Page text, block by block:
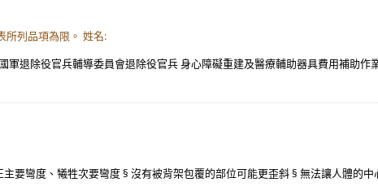
所列品項為限。 姓名:
退除役官兵輔導委員會退除役官兵 身心障礙重建及醫療輔助器具費用補助作
要彎度、犧牲次要彎度 § 沒有被背架包覆的部位可能更歪斜 § 無法讓人體的